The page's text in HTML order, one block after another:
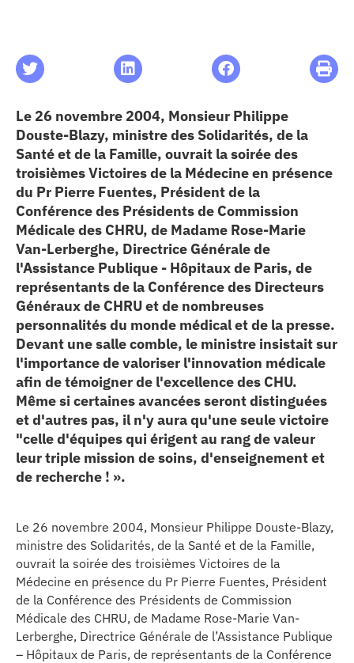
articles
santé
au CHU
& patrimoine
écologique
CONNECTÉ
d’info
Le 26 novembre 2004, Monsieur Philippe
Douste-Blazy, ministre des Solidarités, de la
Santé et de la Famille, ouvrait la soirée des
troisièmes Victoires de la Médecine en présence
du Pr Pierre Fuentes, Président de la
Conférence des Présidents de Commission
Médicale des CHRU, de Madame Rose-Marie
Van-Lerberghe, Directrice Générale de
l'Assistance Publique - Hôpitaux de Paris, de
représentants de la Conférence des Directeurs
Généraux de CHRU et de nombreuses
personnalités du monde médical et de la presse.
Devant une salle comble, le ministre insistait sur
l'importance de valoriser l'innovation médicale
afin de témoigner de l'excellence des CHU.
Même si certaines avancées seront distinguées
et d'autres pas, il n'y aura qu'une seule victoire
"celle d'équipes qui érigent au rang de valeur
leur triple mission de soins, d'enseignement et
de recherche ! ».
Le 26 novembre 2004, Monsieur Philippe Douste-Blazy,
ministre des Solidarités, de la Santé et de la Famille,
ouvrait la soirée des troisièmes Victoires de la
Médecine en présence du Pr Pierre Fuentes, Président
de la Conférence des Présidents de Commission
Médicale des CHRU, de Madame Rose-Marie Van-
Lerberghe, Directrice Générale de l’Assistance Publique
– Hôpitaux de Paris, de représentants de la Conférence